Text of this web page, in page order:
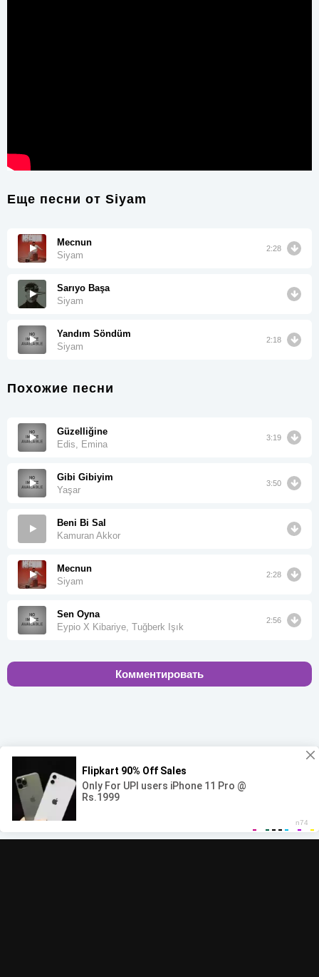
Еще песни от Siyam
Mecnun
Siyam
2:28
Sarıyo Başa
Siyam
Yandım Söndüm
Siyam
2:18
Похожие песни
Güzelliğine
Edis, Emina
3:19
Gibi Gibiyim
Yaşar
3:50
Beni Bi Sal
Kamuran Akkor
Mecnun
Siyam
2:28
Sen Oyna
Eypio X Kibariye, Tuğberk Işık
2:56
Комментировать
00:00